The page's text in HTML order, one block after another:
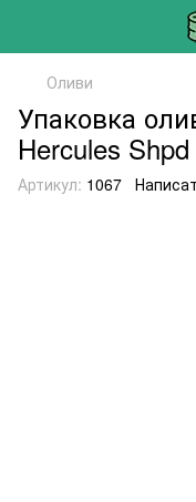
Оливи
Упаковка
Hercules
Артикул: 1067